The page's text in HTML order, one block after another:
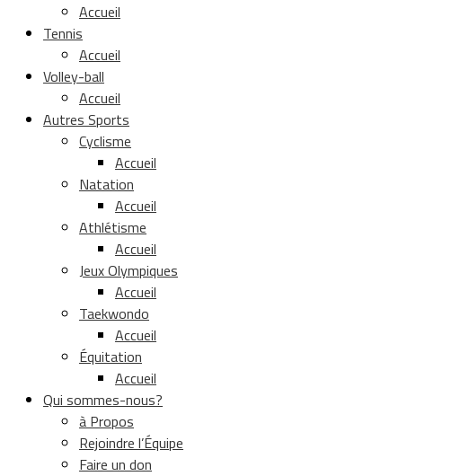
Accueil
Tennis
Accueil
Volley-ball
Accueil
Autres Sports
Cyclisme
Accueil
Natation
Accueil
Athlétisme
Accueil
Jeux Olympiques
Accueil
Taekwondo
Accueil
Équitation
Accueil
Qui sommes-nous?
à Propos
Rejoindre l’Équipe
Faire un don